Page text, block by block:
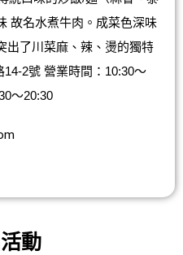
故名水煮牛肉。成菜色深味
出了川菜麻、辣、燙的獨特
2號 營業時間：10:30～
～20:30
動